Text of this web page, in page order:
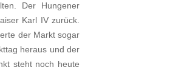
Der Hungener
Karl IV zurück.
der Markt sogar
heraus und der
steht noch heute